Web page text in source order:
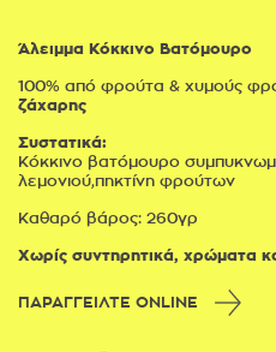
Άλειμμα Κόκκινο Βατόμουρο
100% από φρούτα & χυμούς
ζάχαρης
Συστατικά:
Κόκκινο βατόμουρο
λεμονιού,πηκτίνη φρούτων
Καθαρό βάρος: 260γρ
Χωρίς συντηρητικά, χρώματα
ΠΑΡΑΓΓΕΙΛΤΕ ONLINE